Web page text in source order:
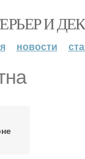
И
новости